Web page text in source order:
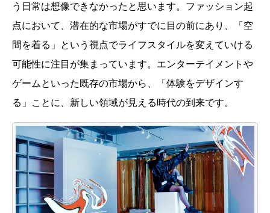
う日常は想像できなかったと思います。ファッション起
点において、潜在的な市場がすでに目の前にあり、「空
間を着る」という視点でライフスタイルを変えていける
可能性に注目が集まっています。エンターテイメントや
ゲームといった既存の市場から、「体験をデザインす
る」ことに、新しい領域が見える時代の到来です。